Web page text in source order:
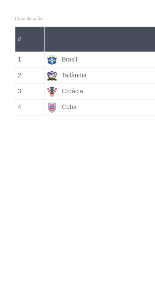
Classificacão
#
1 Brasil
2 Tailândia
3 Croácia
4 Cuba